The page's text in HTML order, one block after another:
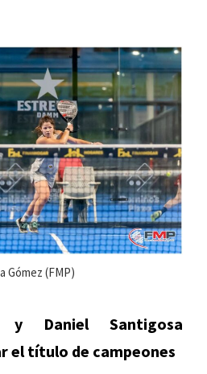
Gómez (FMP)
y Daniel Santigosa
el título de campeones